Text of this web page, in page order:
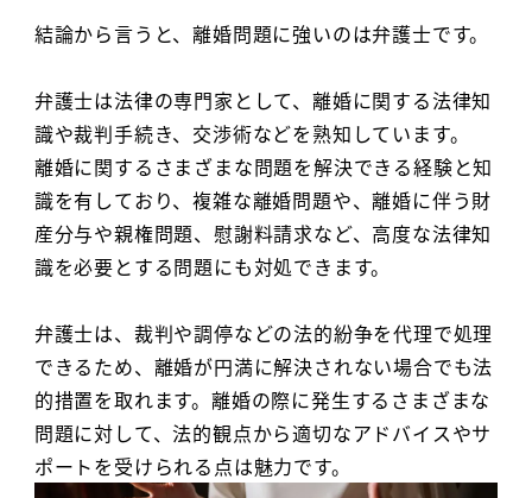
結論から言うと、離婚問題に強いのは弁護士です。
弁護士は法律の専門家として、離婚に関する法律知
識や裁判手続き、交渉術などを熟知しています。
離婚に関するさまざまな問題を解決できる経験と知
識を有しており、複雑な離婚問題や、離婚に伴う財
産分与や親権問題、慰謝料請求など、高度な法律知
識を必要とする問題にも対処できます。
弁護士は、裁判や調停などの法的紛争を代理で処理
できるため、離婚が円満に解決されない場合でも法
的措置を取れます。離婚の際に発生するさまざまな
問題に対して、法的観点から適切なアドバイスやサ
ポートを受けられる点は魅力です。